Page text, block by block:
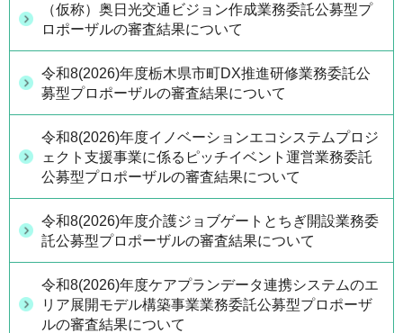
（仮称）奥日光交通ビジョン作成業務委託公募型プ
ロポーザルの審査結果について
令和8(2026)年度栃木県市町DX推進研修業務委託公
募型プロポーザルの審査結果について
令和8(2026)年度イノベーションエコシステムプロジ
ェクト支援事業に係るピッチイベント運営業務委託
公募型プロポーザルの審査結果について
令和8(2026)年度介護ジョブゲートとちぎ開設業務委
託公募型プロポーザルの審査結果について
令和8(2026)年度ケアプランデータ連携システムのエ
リア展開モデル構築事業業務委託公募型プロポーザ
ルの審査結果について